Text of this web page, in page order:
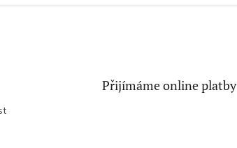
Přijímáme online platby